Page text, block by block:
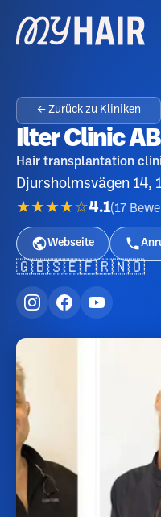
← Zurück zu Kliniken
Ilter Clinic AB
Hair transplantation
Djursholmsvägen 14,
★★★★☆4.1(17
Webseite
🇬🇧🇸🇪🇫🇷🇳🇴